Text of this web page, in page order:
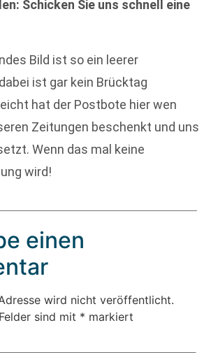
Schicken Sie uns schnell eine
Bild ist so ein leerer
ist gar kein Brücktag
hat der Postbote hier wen
Zeitungen beschenkt und uns
Wenn das mal keine
wird!
einen
wird nicht veröffentlicht.
sind mit * markiert